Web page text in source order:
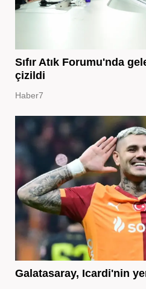
Sıfır Atık Forumu'nda
çizildi
Haber7
Galatasaray, Icardi'nin